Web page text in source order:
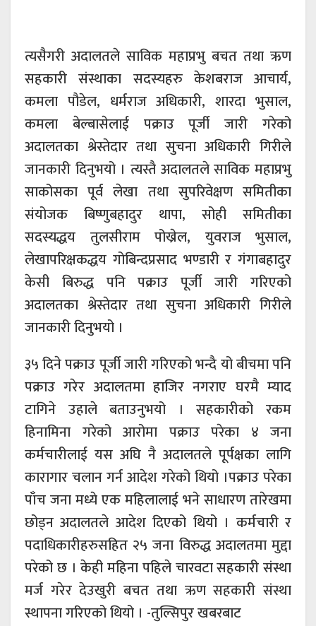
त्यसैगरी अदालतले साविक महाप्रभु बचत तथा ऋण
सहकारी संस्थाका सदस्यहरु केशबराज आचार्य,
कमला पौडेल, धर्मराज अधिकारी, शारदा भुसाल,
कमला बेल्बासेलाई पक्राउ पूर्जी जारी गरेको
अदालतका श्रेस्तेदार तथा सुचना अधिकारी गिरीले
जानकारी दिनुभयो । त्यस्तै अदालतले साविक महाप्रभु
साकोसका पूर्व लेखा तथा सुपरिवेक्षण समितीका
संयोजक बिष्णुबहादुर थापा, सोही समितीका
सदस्यद्धय तुलसीराम पोख्रेल, युवराज भुसाल,
लेखापरिक्षकद्धय गोबिन्दप्रसाद भण्डारी र गंगाबहादुर
केसी बिरुद्ध पनि पक्राउ पूर्जी जारी गरिएको
अदालतका श्रेस्तेदार तथा सुचना अधिकारी गिरीले
जानकारी दिनुभयो ।
३५ दिने पक्राउ पूर्जी जारी गरिएको भन्दै यो बीचमा पनि
पक्राउ गरेर अदालतमा हाजिर नगराए घरमै म्याद
टागिने उहाले बताउनुभयो । सहकारीको रकम
हिनामिना गरेको आरोमा पक्राउ परेका ४ जना
कर्मचारीलाई यस अघि नै अदालतले पूर्पक्षका लागि
कारागार चलान गर्न आदेश गरेको थियो ।पक्राउ परेका
पाँच जना मध्ये एक महिलालाई भने साधारण तारेखमा
छोड्न अदालतले आदेश दिएको थियो । कर्मचारी र
पदाधिकारीहरुसहित २५ जना विरुद्ध अदालतमा मुद्दा
परेको छ । केही महिना पहिले चारवटा सहकारी संस्था
मर्ज गरेर देउखुरी बचत तथा ऋण सहकारी संस्था
स्थापना गरिएको थियो । -तुल्सिपुर खबरबाट